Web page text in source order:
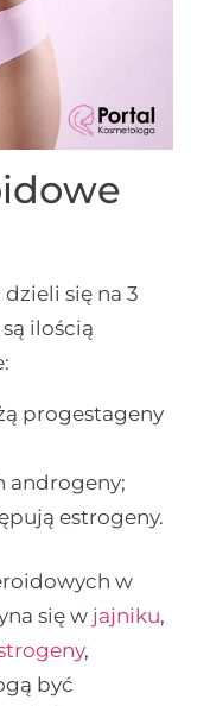
się na 3
ilością
progestageny
androgeny;
estrogeny.
w
się w jajniku,
,
być